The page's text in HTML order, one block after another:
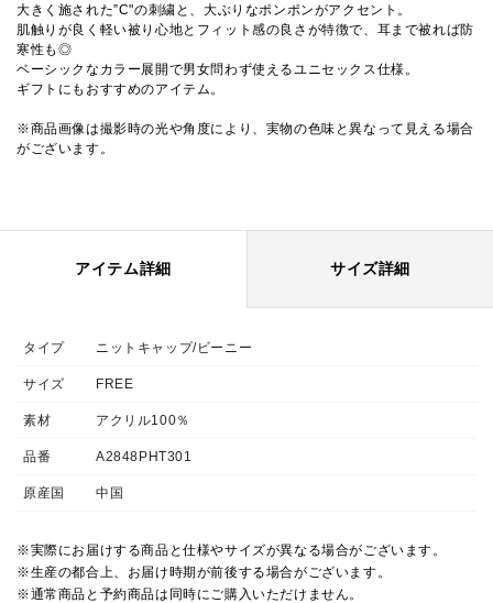
大きく施された”C"の刺繍と、大ぶりなポンポンがアクセント。
肌触りが良く軽い被り心地とフィット感の良さが特徴で、耳まで被れば防
寒性も◎
ベーシックなカラー展開で男女問わず使えるユニセックス仕様。
ギフトにもおすすめのアイテム。
※商品画像は撮影時の光や角度により、実物の色味と異なって見える場合
がございます。
アイテム詳細 サイズ詳細
タイプ ニットキャップ/ビーニー
サイズ FREE
素材 アクリル100％
品番 A2848PHT301
原産国 中国
※実際にお届けする商品と仕様やサイズが異なる場合がございます。
※生産の都合上、お届け時期が前後する場合がございます。
※通常商品と予約商品は同時にご購入いただけません。